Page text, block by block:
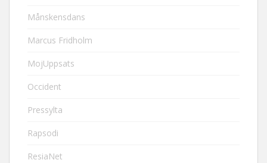
Månskensdans
Marcus Fridholm
MojUppsats
Occident
Pressylta
Rapsodi
ResiaNet